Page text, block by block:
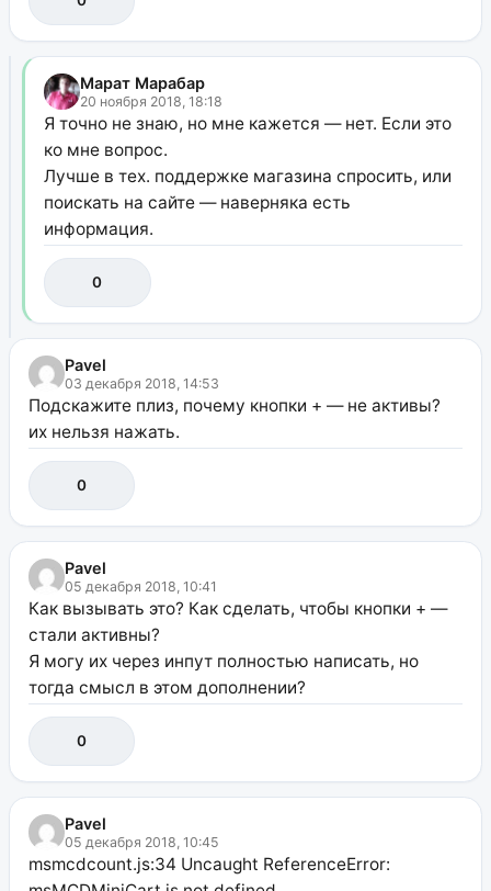
Марат Марабар
20 ноября 2018, 18:18
Я точно не знаю, но мне кажется — нет. Если это
ко мне вопрос.
Лучше в тех. поддержке магазина спросить, или
поискать на сайте — наверняка есть
информация.
0
Pavel
03 декабря 2018, 14:53
Подскажите плиз, почему кнопки + — не активы?
их нельзя нажать.
0
Pavel
05 декабря 2018, 10:41
Как вызывать это? Как сделать, чтобы кнопки + —
стали активны?
Я могу их через инпут полностью написать, но
тогда смысл в этом дополнении?
0
Pavel
05 декабря 2018, 10:45
msmcdcount.js:34 Uncaught ReferenceError: